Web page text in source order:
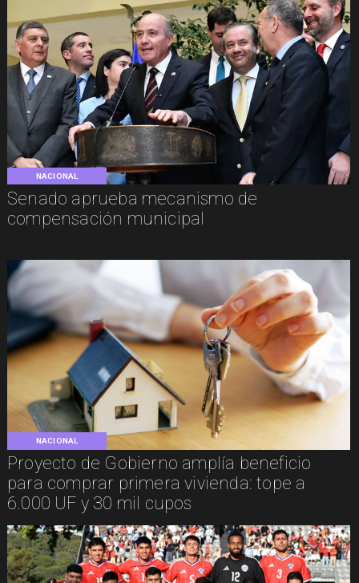
NACIONAL
Senado aprueba mecanismo de
compensación municipal
NACIONAL
Proyecto de Gobierno amplía beneficio
para comprar primera vivienda: tope a
6.000 UF y 30 mil cupos